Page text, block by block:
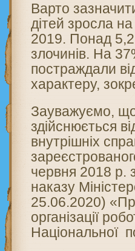
Варто
дітей зросла
2019. Понад 5,2
злочинів. На
постраждали
характеру,
Зауважуємо, що
здійснюється
внутрішніх
червня 2018 р.
наказу
25.06.2020)
організації
Національної